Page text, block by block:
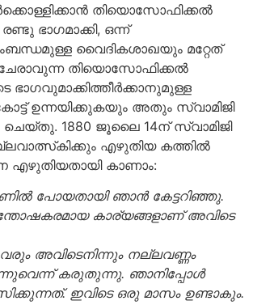
തിയൊസോഫിക്കല്‍
ഭാഗമാക്കി, ഒന്ന്
വൈദികശാഖയും മറ്റേത്
തിയൊസോഫിക്കല്‍
ഉന്നയിക്കുകയും അതും സ്വാമിജി
1880 ജൂലൈ 14ന് സ്വാമിജി
എഴുതിയ കത്തില്‍
എഴുതിയതായി കാണാം:
പോയതായി ഞാന്‍ കേട്ടറിഞ്ഞു.
കാര്യങ്ങളാണ് അവിടെ
അവിടെനിന്നും നല്ലവണ്ണം
കരുതുന്നു. ഞാനിപ്പോള്‍
ഇവിടെ ഒരു മാസം ഉണ്ടാകും.